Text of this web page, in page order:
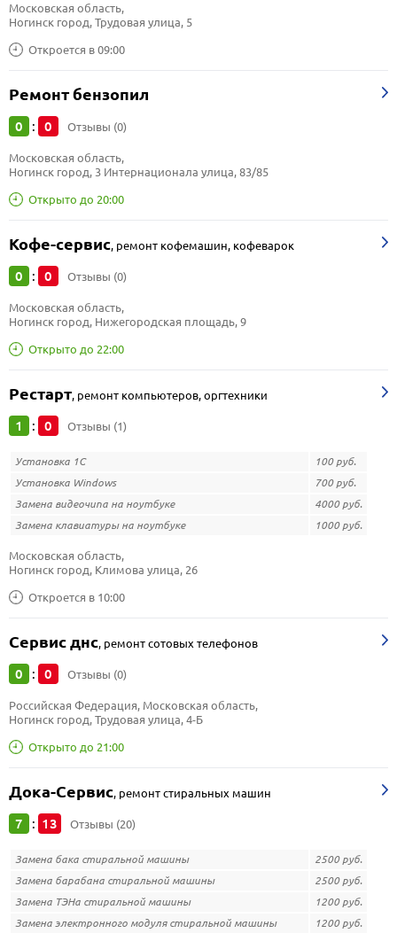
Откроется в 09:00
Московская область,
Ногинск город, Трудовая улица, 5
Ремонт бензопил
0 : 0 Отзывы (0)
Открыто до 20:00
Московская область,
Ногинск город, 3 Интернационала улица, 83/85
Кофе-сервис, ремонт кофемашин, кофеварок
0 : 0 Отзывы (0)
Открыто до 22:00
Московская область,
Ногинск город, Нижегородская площадь, 9
Рестарт, ремонт компьютеров, оргтехники
1 : 0 Отзывы (1)
Установка 1С
100 руб.
Установка Windows
700 руб.
Замена видеочипа на ноутбуке
4000 руб.
Замена клавиатуры на ноутбуке
1000 руб.
Откроется в 10:00
Московская область,
Ногинск город, Климова улица, 26
Сервис днс, ремонт сотовых телефонов
0 : 0 Отзывы (0)
Открыто до 21:00
Российская Федерация, Московская область,
Ногинск город, Трудовая улица, 4-Б
Дока-Сервис, ремонт стиральных машин
7 : 13 Отзывы (20)
Замена бака стиральной машины
2500 руб.
Замена барабана стиральной машины
2500 руб.
Замена ТЭНа стиральной машины
1200 руб.
Замена электронного модуля стиральной машины
1200 руб.